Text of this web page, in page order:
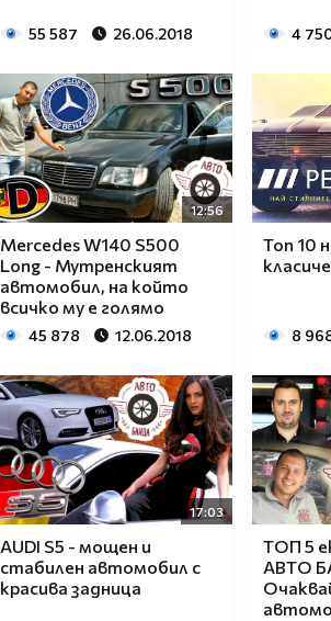
55 587 26.06.2018 4
12:56
Mercedes W140 S500
Long - Мутренският
автомобил, на който
всичко му е голямо
45 878 12.06.2018
Топ 10
8
17:03
AUDI S5 - мощен и
стабилен автомобил с
красива задница
ТОП 5
АВТО